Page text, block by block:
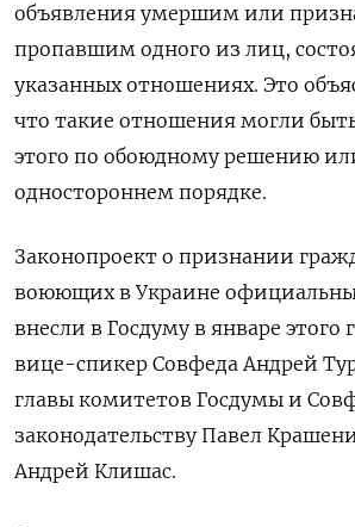
объявления умершим или
пропавшим одного из лиц,
указанных отношениях. Это
что такие отношения могли
этого по обоюдному решению
одностороннем порядке.
Законопроект о признании
воюющих в Украине
внесли в Госдуму в январе этого
вице-спикер Совфеда Андрей
главы комитетов Госдумы и
законодательству Павел
Андрей Клишас.